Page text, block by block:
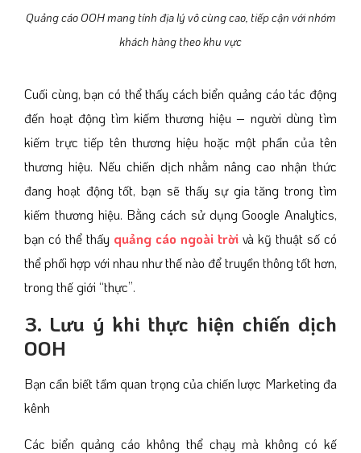
Quảng cáo OOH mang tính địa lý vô cùng cao, tiếp cận với nhóm
khách hàng theo khu vực
Cuối cùng, bạn có thể thấy cách biển quảng cáo tác động
đến hoạt động tìm kiếm thương hiệu – người dùng tìm
kiếm trực tiếp tên thương hiệu hoặc một phần của tên
thương hiệu. Nếu chiến dịch nhằm nâng cao nhận thức
đang hoạt động tốt, bạn sẽ thấy sự gia tăng trong tìm
kiếm thương hiệu. Bằng cách sử dụng Google Analytics,
bạn có thể thấy quảng cáo ngoài trời và kỹ thuật số có
thể phối hợp với nhau như thế nào để truyền thông tốt hơn,
trong thế giới “thực”.
3. Lưu ý khi thực hiện chiến dịch
OOH
Bạn cần biết tầm quan trọng của chiến lược Marketing đa
kênh
Các biển quảng cáo không thể chạy mà không có kế